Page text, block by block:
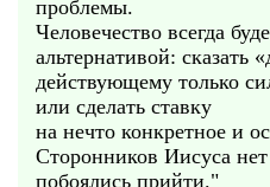
проблемы.
Человечество всегда
альтернативой: сказать
действующему только
или сделать ставку
на нечто конкретное и
Сторонников Иисуса
побоялись прийти."